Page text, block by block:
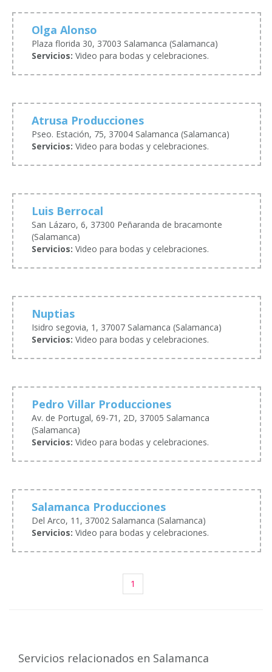
Olga Alonso
Plaza florida 30, 37003 Salamanca (Salamanca)
Servicios: Video para bodas y celebraciones.
Atrusa Producciones
Pseo. Estación, 75, 37004 Salamanca (Salamanca)
Servicios: Video para bodas y celebraciones.
Luis Berrocal
San Lázaro, 6, 37300 Peñaranda de bracamonte
(Salamanca)
Servicios: Video para bodas y celebraciones.
Nuptias
Isidro segovia, 1, 37007 Salamanca (Salamanca)
Servicios: Video para bodas y celebraciones.
Pedro Villar Producciones
Av. de Portugal, 69-71, 2D, 37005 Salamanca
(Salamanca)
Servicios: Video para bodas y celebraciones.
Salamanca Producciones
Del Arco, 11, 37002 Salamanca (Salamanca)
Servicios: Video para bodas y celebraciones.
1
Servicios relacionados en Salamanca